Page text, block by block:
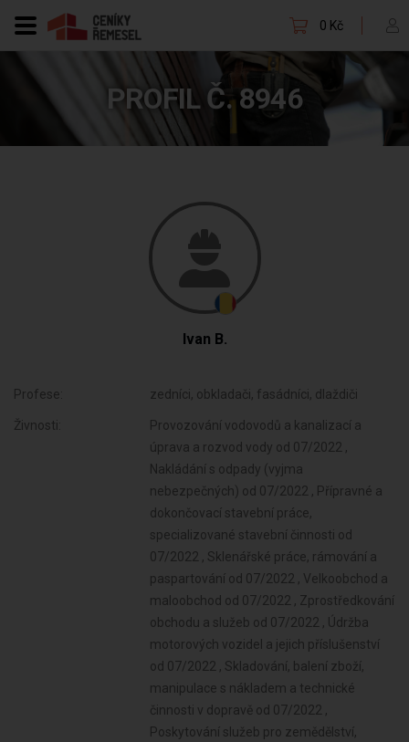
0 Kč
PROFIL Č. 8946
Ivan B.
Profese: zedníci, obkladači, fasádníci, dlaždiči
Živnosti:
Provozování vodovodů a kanalizací a
úprava a rozvod vody od 07/2022 ,
Nakládání s odpady (vyjma
nebezpečných) od 07/2022 , Přípravné a
dokončovací stavební práce,
specializované stavební činnosti od
07/2022 , Sklenářské práce, rámování a
paspartování od 07/2022 , Velkoobchod a
maloobchod od 07/2022 , Zprostředkování
obchodu a služeb od 07/2022 , Údržba
motorových vozidel a jejich příslušenství
od 07/2022 , Skladování, balení zboží,
manipulace s nákladem a technické
činnosti v dopravě od 07/2022 ,
Poskytování služeb pro zemědělství,